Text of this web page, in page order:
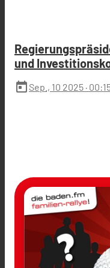
und
today Sep., 10 2025 ·